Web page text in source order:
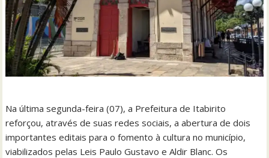
Na última segunda-feira (07), a Prefeitura de Itabirito
reforçou, através de suas redes sociais, a abertura de dois
importantes editais para o fomento à cultura no município,
viabilizados pelas Leis Paulo Gustavo e Aldir Blanc. Os